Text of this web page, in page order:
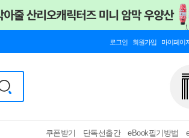
로그인 회원가입 마이페이
쿠폰받기 단독선출간 eBook필기방법